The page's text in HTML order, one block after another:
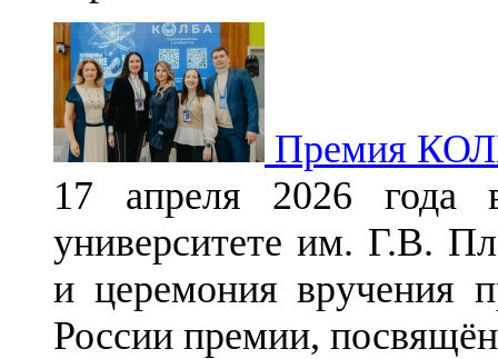
Премия
17 апреля 2026 года в
университете им. Г.В.
и церемония вручения
России премии,